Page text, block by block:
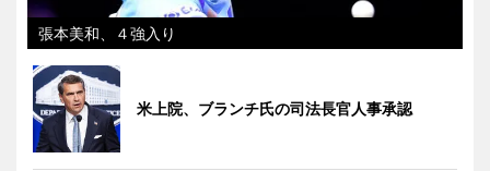
張本美和、４強入り
米上院、ブランチ氏の司法長官人事承認